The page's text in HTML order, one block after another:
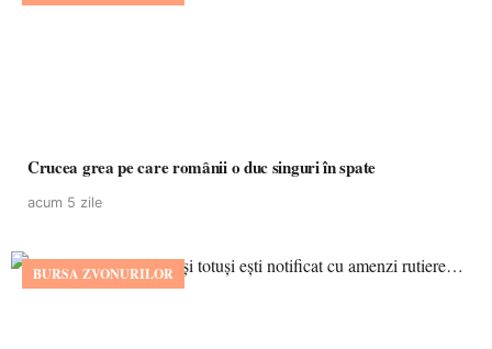
Crucea grea pe care românii o duc singuri în spate
acum 5 zile
BURSA ZVONURILOR